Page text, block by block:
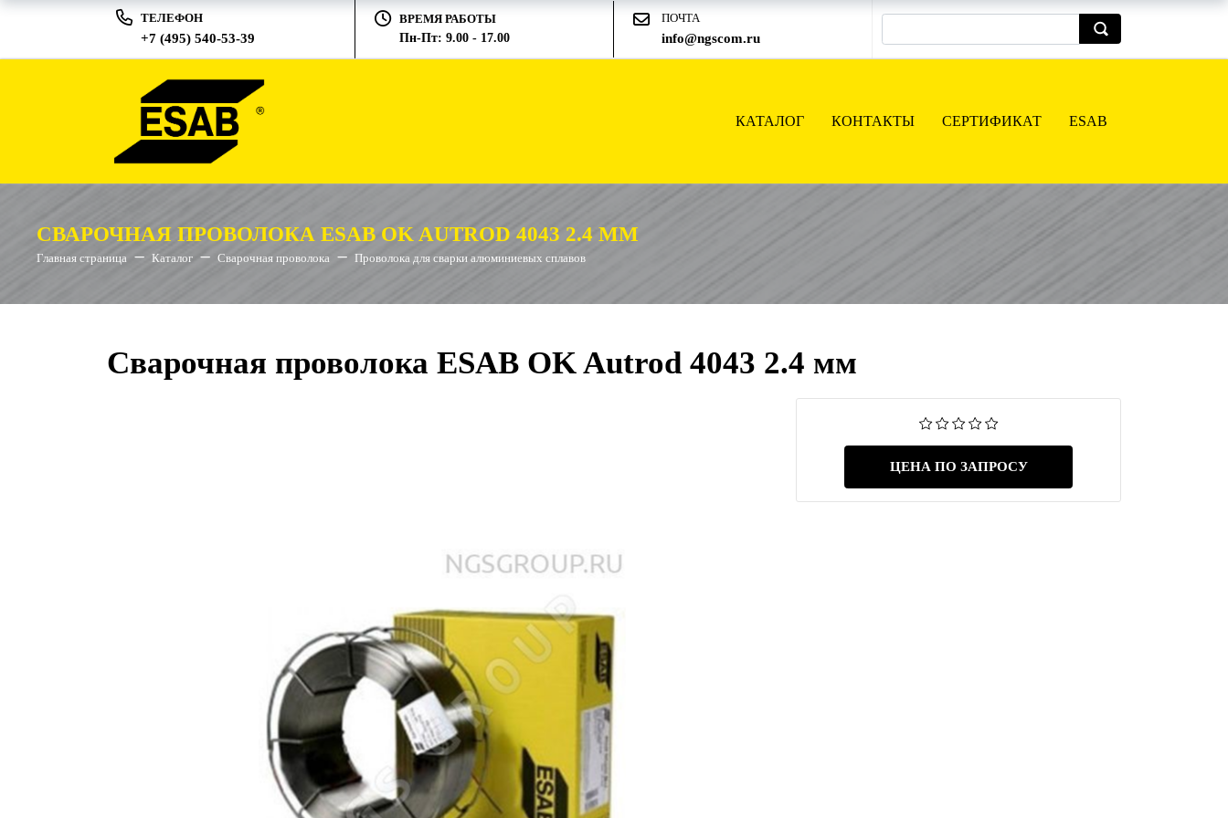
ТЕЛЕФОН
+7 (495) 540-53-39
ВРЕМЯ РАБОТЫ
Пн-Пт: 9.00 - 17.00
ПОЧТА
info@ngscom.ru
КАТАЛОГ КОНТАКТЫ СЕРТИФИКАТ ESAB
СВАРОЧНАЯ ПРОВОЛОКА ESAB OK AUTROD 4043 2.4 ММ
Главная страница Каталог Сварочная проволока Проволока для сварки алюминиевых сплавов
Сварочная проволока ESAB OK Autrod 4043 2.4 мм
ЦЕНА ПО ЗАПРОСУ